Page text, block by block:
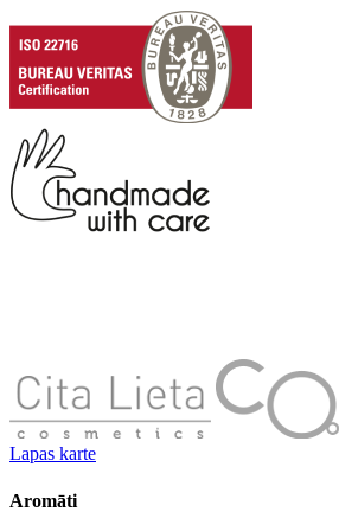
Lapas karte
Aromāti